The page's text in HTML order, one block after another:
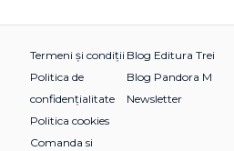
Termeni și condiții
Politica de
confidențialitate
Politica cookies
Comanda si
Blog Editura Trei
Blog Pandora M
Newsletter